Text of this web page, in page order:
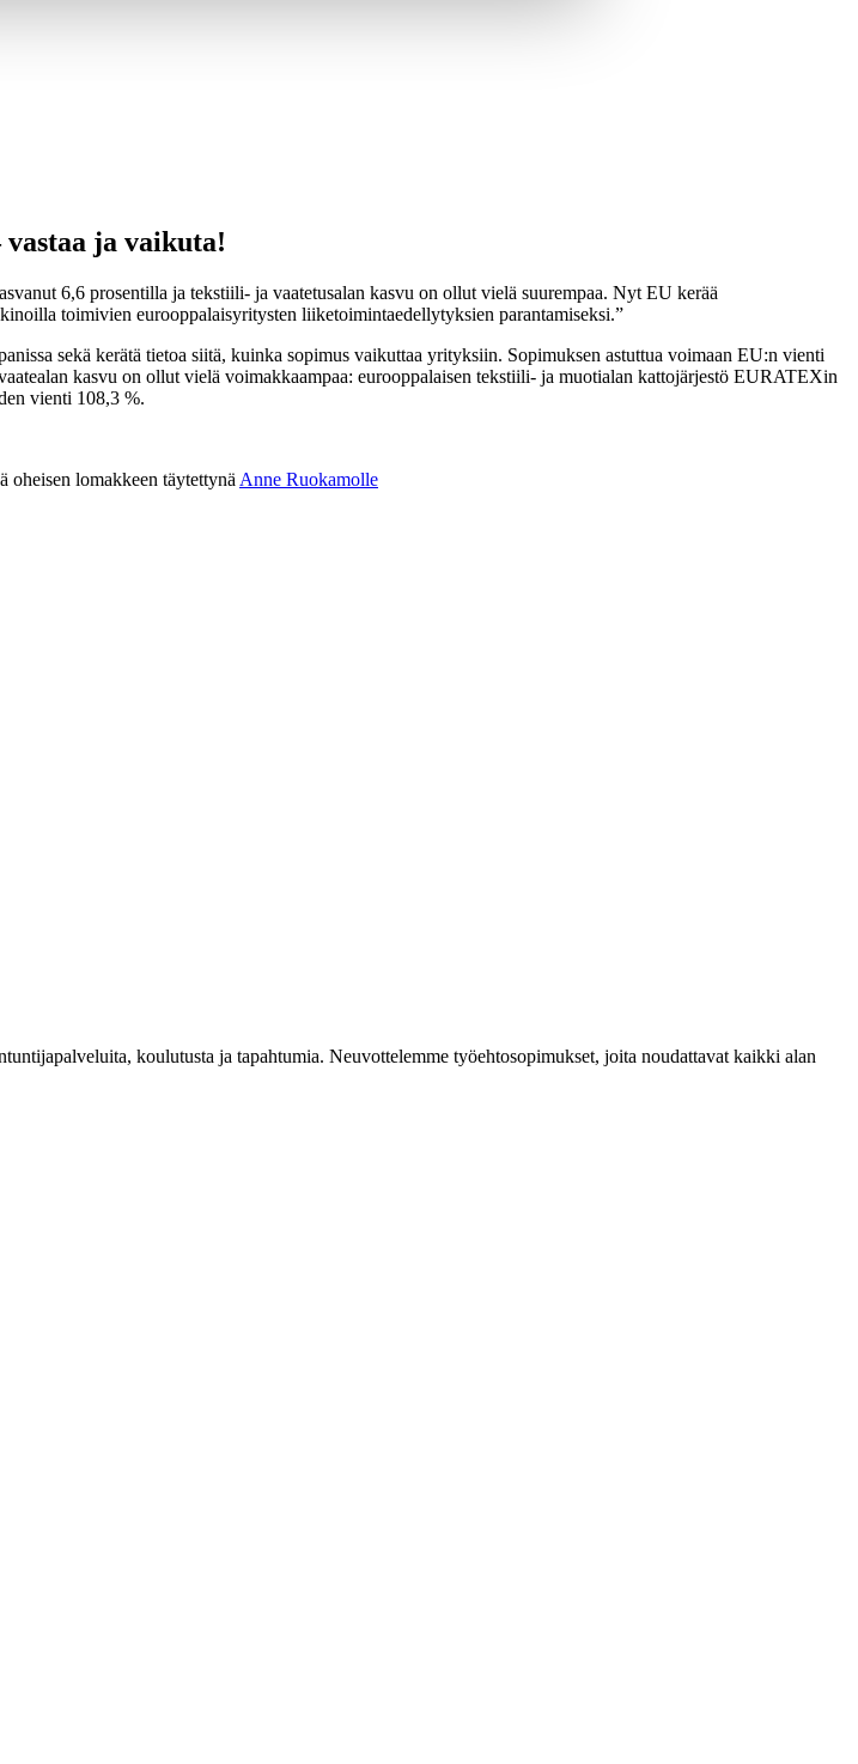
ja vaikuta!
6,6 prosentilla ja tekstiili- ja vaatetusalan kasvu on ollut vielä suurempaa. Nyt EU kerää
toimivien eurooppalaisyritysten liiketoimintaedellytyksien parantamiseksi.
sekä kerätä tietoa siitä, kuinka sopimus vaikuttaa yrityksiin. Sopimuksen astuttua voimaan EU:n vienti
kasvu on ollut vielä voimakkaampaa: eurooppalaisen tekstiili- ja muotialan kattojärjestö EURATEXin
vienti 108,3 %.
oheisen lomakkeen täytettynä Anne Ruokamolle
koulutusta ja tapahtumia. Neuvottelemme työehtosopimukset, joita noudattavat kaikki alan